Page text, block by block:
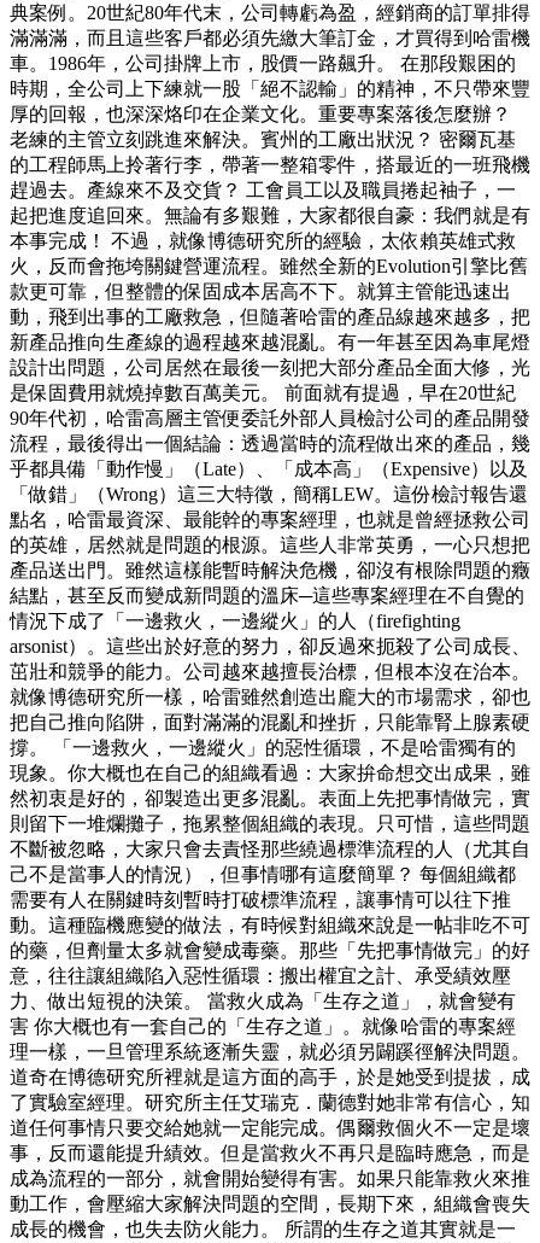
典案例。20世紀80年代末，公司轉虧為盈，經銷商的訂單排得
滿滿滿，而且這些客戶都必須先繳大筆訂金，才買得到哈雷機
車。1986年，公司掛牌上市，股價一路飆升。 在那段艱困的
時期，全公司上下練就一股「絕不認輸」的精神，不只帶來豐
厚的回報，也深深烙印在企業文化。重要專案落後怎麼辦？
老練的主管立刻跳進來解決。賓州的工廠出狀況？ 密爾瓦基
的工程師馬上拎著行李，帶著一整箱零件，搭最近的一班飛機
趕過去。產線來不及交貨？ 工會員工以及職員捲起袖子，一
起把進度追回來。無論有多艱難，大家都很自豪：我們就是有
本事完成！ 不過，就像博德研究所的經驗，太依賴英雄式救
火，反而會拖垮關鍵營運流程。雖然全新的Evolution引擎比舊
款更可靠，但整體的保固成本居高不下。就算主管能迅速出
動，飛到出事的工廠救急，但隨著哈雷的產品線越來越多，把
新產品推向生產線的過程越來越混亂。有一年甚至因為車尾燈
設計出問題，公司居然在最後一刻把大部分產品全面大修，光
是保固費用就燒掉數百萬美元。 前面就有提過，早在20世紀
90年代初，哈雷高層主管便委託外部人員檢討公司的產品開發
流程，最後得出一個結論：透過當時的流程做出來的產品，幾
乎都具備「動作慢」（Late）、「成本高」（Expensive）以及
「做錯」（Wrong）這三大特徵，簡稱LEW。這份檢討報告還
點名，哈雷最資深、最能幹的專案經理，也就是曾經拯救公司
的英雄，居然就是問題的根源。這些人非常英勇，一心只想把
產品送出門。雖然這樣能暫時解決危機，卻沒有根除問題的癥
結點，甚至反而變成新問題的溫床─這些專案經理在不自覺的
情況下成了「一邊救火，一邊縱火」的人（firefighting
arsonist）。這些出於好意的努力，卻反過來扼殺了公司成長、
茁壯和競爭的能力。公司越來越擅長治標，但根本沒在治本。
就像博德研究所一樣，哈雷雖然創造出龐大的市場需求，卻也
把自己推向陷阱，面對滿滿的混亂和挫折，只能靠腎上腺素硬
撐。 「一邊救火，一邊縱火」的惡性循環，不是哈雷獨有的
現象。你大概也在自己的組織看過：大家拚命想交出成果，雖
然初衷是好的，卻製造出更多混亂。表面上先把事情做完，實
則留下一堆爛攤子，拖累整個組織的表現。只可惜，這些問題
不斷被忽略，大家只會去責怪那些繞過標準流程的人（尤其自
己不是當事人的情況），但事情哪有這麼簡單？ 每個組織都
需要有人在關鍵時刻暫時打破標準流程，讓事情可以往下推
動。這種臨機應變的做法，有時候對組織來說是一帖非吃不可
的藥，但劑量太多就會變成毒藥。那些「先把事情做完」的好
意，往往讓組織陷入惡性循環：搬出權宜之計、承受績效壓
力、做出短視的決策。 當救火成為「生存之道」，就會變有
害 你大概也有一套自己的「生存之道」。就像哈雷的專案經
理一樣，一旦管理系統逐漸失靈，就必須另闢蹊徑解決問題。
道奇在博德研究所裡就是這方面的高手，於是她受到提拔，成
了實驗室經理。研究所主任艾瑞克．蘭德對她非常有信心，知
道任何事情只要交給她就一定能完成。偶爾救個火不一定是壞
事，反而還能提升績效。但是當救火不再只是臨時應急，而是
成為流程的一部分，就會開始變得有害。如果只能靠救火來推
動工作，會壓縮大家解決問題的空間，長期下來，組織會喪失
成長的機會，也失去防火能力。 所謂的生存之道其實就是一